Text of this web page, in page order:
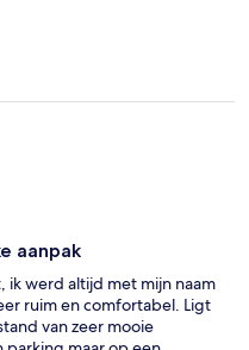
aanpak
werd altijd met mijn naam
ruim en comfortabel. Ligt
van zeer mooie